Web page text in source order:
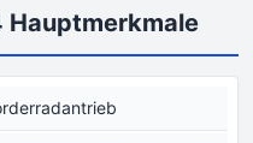
Hauptmerkmale